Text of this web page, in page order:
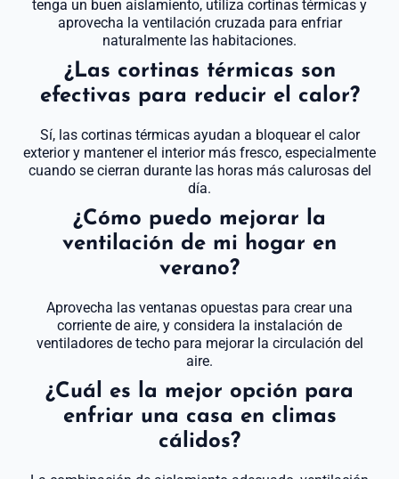
tenga un buen aislamiento, utiliza cortinas térmicas y
aprovecha la ventilación cruzada para enfriar
naturalmente las habitaciones.
¿Las cortinas térmicas son
efectivas para reducir el calor?
Sí, las cortinas térmicas ayudan a bloquear el calor
exterior y mantener el interior más fresco, especialmente
cuando se cierran durante las horas más calurosas del
día.
¿Cómo puedo mejorar la
ventilación de mi hogar en
verano?
Aprovecha las ventanas opuestas para crear una
corriente de aire, y considera la instalación de
ventiladores de techo para mejorar la circulación del
aire.
¿Cuál es la mejor opción para
enfriar una casa en climas
cálidos?